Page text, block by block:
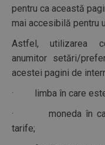
pentru ca această
mai accesibilă pentru
Astfel, utilizarea
anumitor setări/
acestei pagini de
· limba în care este
· moneda în care
tarife;